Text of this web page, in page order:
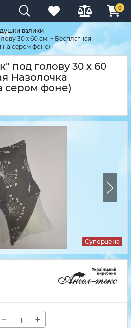
0
валики
30 x 60 см. + Бесплатная
на сером фоне)
под голову 30 x 60
Наволочка
сером фоне)
Суперцена
− +